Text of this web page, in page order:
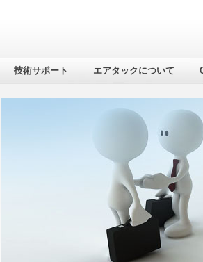
技術サポート エアタックについて